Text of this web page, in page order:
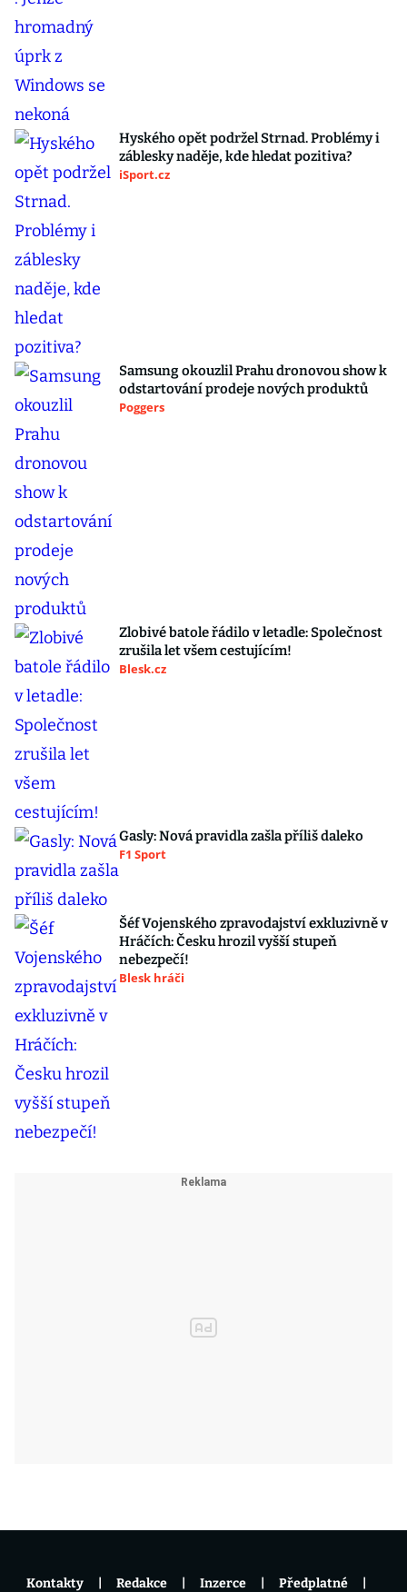
Hyského opět podržel Strnad. Problémy i
záblesky naděje, kde hledat pozitiva?
iSport.cz
Samsung okouzlil Prahu dronovou show k
odstartování prodeje nových produktů
Poggers
Zlobivé batole řádilo v letadle: Společnost
zrušila let všem cestujícím!
Blesk.cz
Gasly: Nová pravidla zašla příliš daleko
F1 Sport
Šéf Vojenského zpravodajství exkluzivně v
Hráčích: Česku hrozil vyšší stupeň
nebezpečí!
Blesk hráči
Kontakty Redakce Inzerce Předplatné